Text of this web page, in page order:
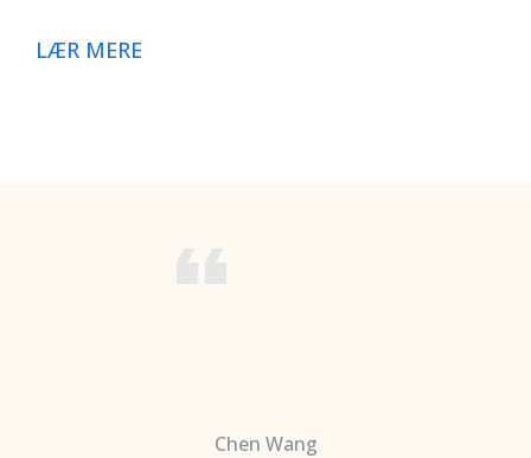
LÆR MERE
Chen Wang